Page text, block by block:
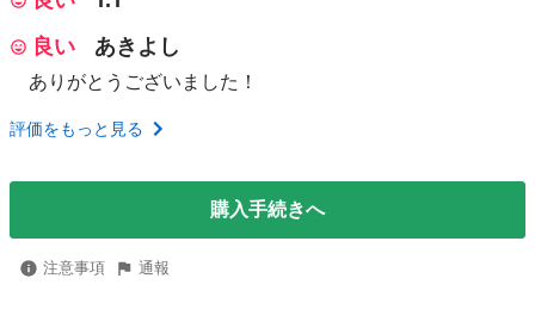
良い
あきよし
ありがとうございました！
評価をもっと見る
購入手続きへ
注意事項 通報